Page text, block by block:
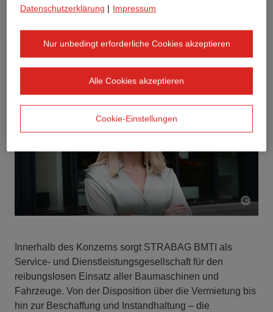
Innerhalb des Konzerns sorgt STRABAG BMTI als
Service- und Dienstleistungsgesellschaft für den
reibungslosen Einsatz aller Baumaschinen und
Fahrzeuge. Von der Disposition über die Vermietung bis
hin zur Beschaffung und Instandhaltung – die
Datenschutzerklärung | Impressum
Nur unbedingt erforderliche Cookies akzeptieren
Alle Cookies akzeptieren
Cookie-Einstellungen